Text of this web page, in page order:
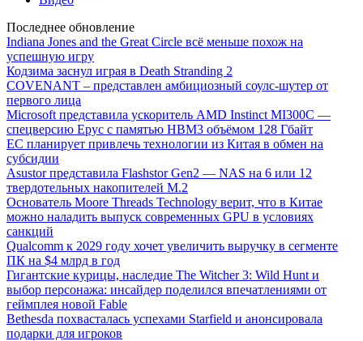
Последнее обновление
Indiana Jones and the Great Circle всё меньше похож на
успешную игру
Кодзима заснул играя в Death Stranding 2
COVENANT – представлен амбициозный соулс-шутер от
первого лица
Microsoft представила ускоритель AMD Instinct MI300C —
спецверсию Epyc с памятью HBM3 объёмом 128 Гбайт
ЕС планирует привлечь технологии из Китая в обмен на
субсидии
Asustor представила Flashstor Gen2 — NAS на 6 или 12
твердотельных накопителей M.2
Основатель Moore Threads Technology верит, что в Китае
можно наладить выпуск современных GPU в условиях
санкций
Qualcomm к 2029 году хочет увеличить выручку в сегменте
ПК на $4 млрд в год
Гигантские курицы, наследие The Witcher 3: Wild Hunt и
выбор персонажа: инсайдер поделился впечатлениями от
геймплея новой Fable
Bethesda похвасталась успехами Starfield и анонсировала
подарки для игроков